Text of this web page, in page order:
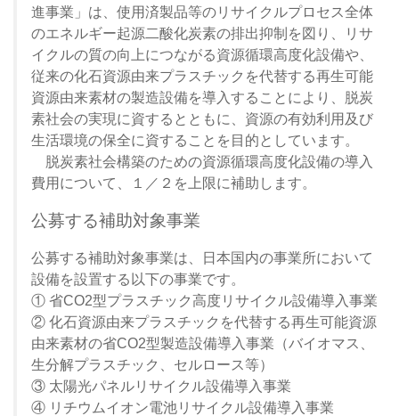
進事業」は、使用済製品等のリサイクルプロセス全体
のエネルギー起源二酸化炭素の排出抑制を図り、リサ
イクルの質の向上につながる資源循環高度化設備や、
従来の化石資源由来プラスチックを代替する再生可能
資源由来素材の製造設備を導入することにより、脱炭
素社会の実現に資するとともに、資源の有効利用及び
生活環境の保全に資することを目的としています。
脱炭素社会構築のための資源循環高度化設備の導入
費用について、１／２を上限に補助します。
公募する補助対象事業
公募する補助対象事業は、日本国内の事業所において
設備を設置する以下の事業です。
① 省CO2型プラスチック高度リサイクル設備導入事業
② 化石資源由来プラスチックを代替する再生可能資源
由来素材の省CO2型製造設備導入事業（バイオマス、
生分解プラスチック、セルロース等）
③ 太陽光パネルリサイクル設備導入事業
④ リチウムイオン電池リサイクル設備導入事業